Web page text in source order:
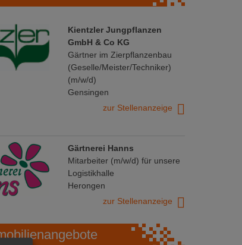
Kientzler Jungpflanzen
GmbH & Co KG
Gärtner im Zierpflanzenbau
(Geselle/Meister/Techniker)
(m/w/d)
Gensingen
zur Stellenanzeige
Gärtnerei Hanns
Mitarbeiter (m/w/d) für unsere
Logistikhalle
Herongen
zur Stellenanzeige